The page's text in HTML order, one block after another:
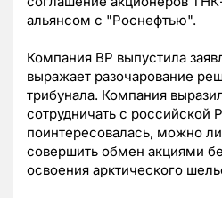
альянсом с "Роснефтью".
Компания ВР выпустила
выражает разочарование
трибунала. Компания
сотрудничать с российской
поинтересовалась, можно
совершить обмен акциями
освоения арктического